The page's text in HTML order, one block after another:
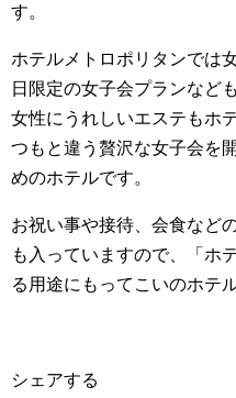
す。
ホテルメトロポリタンでは
日限定の女子会プランなど
女性にうれしいエステもホ
つもと違う贅沢な女子会を
めのホテルです。
お祝い事や接待、会食など
も入っていますので、「ホ
る用途にもってこいのホテ
シェアする